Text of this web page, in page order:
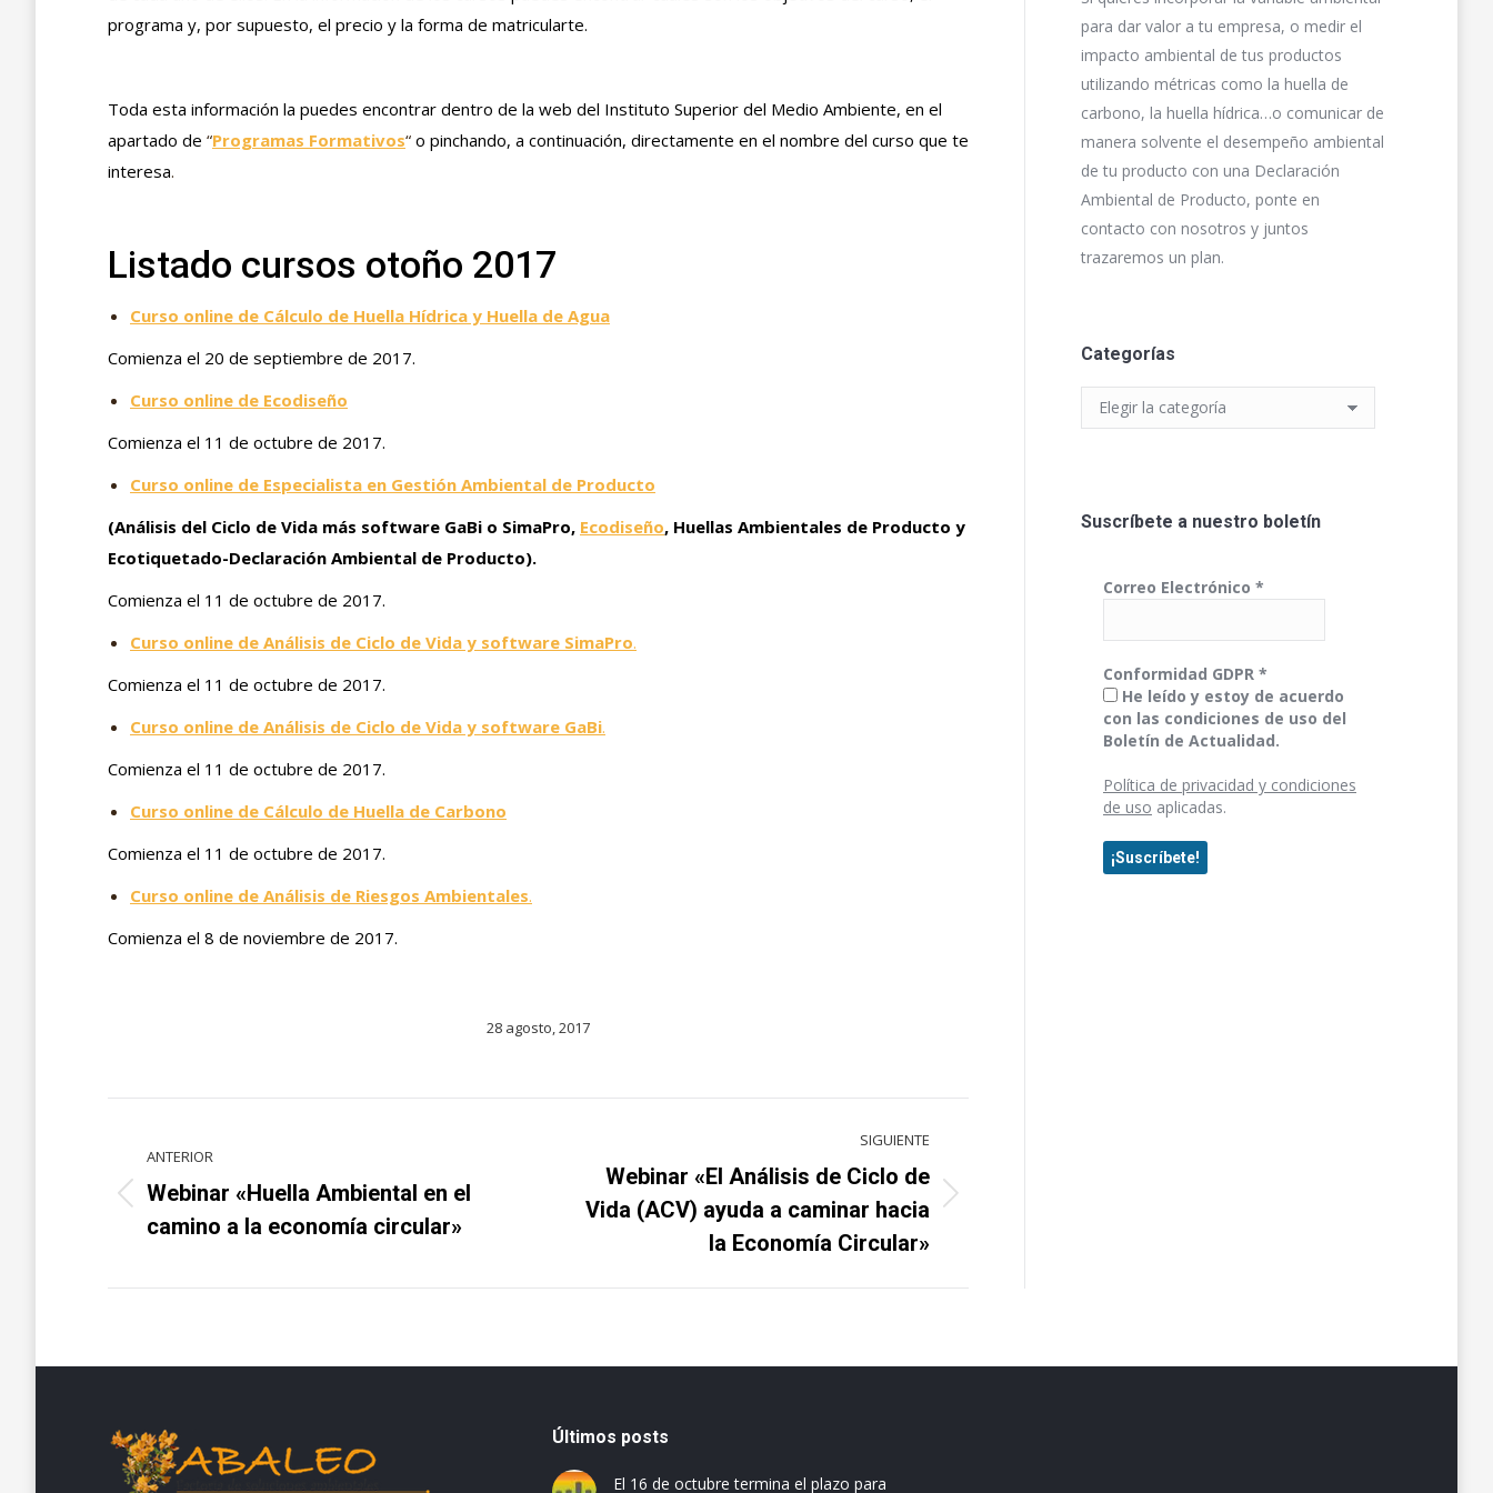
programa y, por supuesto, el precio y la forma de matricularte.
Toda esta información la puedes encontrar dentro de la web del Instituto Superior del Medio Ambiente, en el
apartado de “Programas Formativos“ o pinchando, a continuación, directamente en el nombre del curso que te
interesa.
Listado cursos otoño 2017
Curso online de Cálculo de Huella Hídrica y Huella de Agua
Comienza el 20 de septiembre de 2017.
Curso online de Ecodiseño
Comienza el 11 de octubre de 2017.
Curso online de Especialista en Gestión Ambiental de Producto
(Análisis del Ciclo de Vida más software GaBi o SimaPro, Ecodiseño, Huellas Ambientales de Producto y
Ecotiquetado-Declaración Ambiental de Producto).
Comienza el 11 de octubre de 2017.
Curso online de Análisis de Ciclo de Vida y software SimaPro.
Comienza el 11 de octubre de 2017.
Curso online de Análisis de Ciclo de Vida y software GaBi.
Comienza el 11 de octubre de 2017.
Curso online de Cálculo de Huella de Carbono
Comienza el 11 de octubre de 2017.
Curso online de Análisis de Riesgos Ambientales.
Comienza el 8 de noviembre de 2017.
28 agosto, 2017
entre
proyectos
ANTERIOR
Proyecto
anterior
Webinar «Huella Ambiental en el
camino a la economía circular»
SIGUIENTE
Proyecto
Webinar «El Análisis de Ciclo de
Vida (ACV) ayuda a caminar hacia
la Economía Circular»
para dar valor a tu empresa, o medir el
impacto ambiental de tus productos
utilizando métricas como la huella de
carbono, la huella hídrica…o comunicar de
manera solvente el desempeño ambiental
de tu producto con una Declaración
Ambiental de Producto, ponte en
contacto con nosotros y juntos
trazaremos un plan.
Categorías
Categorías
Suscríbete a nuestro boletín
Correo Electrónico *
Conformidad GDPR *
He leído y estoy de acuerdo
con las condiciones de uso del
Boletín de Actualidad.
Política de privacidad y condiciones
de uso aplicadas.
Últimos posts
El 16 de octubre termina el plazo para